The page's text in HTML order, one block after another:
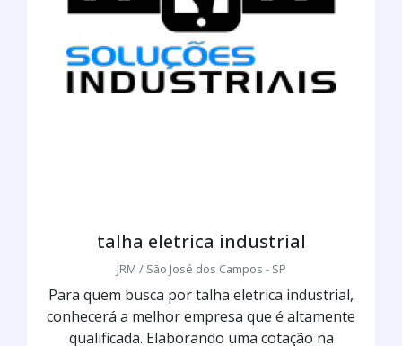
talha eletrica industrial
JRM / São José dos Campos - SP
Para quem busca por talha eletrica industrial,
conhecerá a melhor empresa que é altamente
qualificada. Elaborando uma cotação na